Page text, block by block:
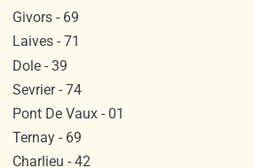
Givors - 69
Laives - 71
Dole - 39
Sevrier - 74
Pont De Vaux - 01
Ternay - 69
Charlieu - 42